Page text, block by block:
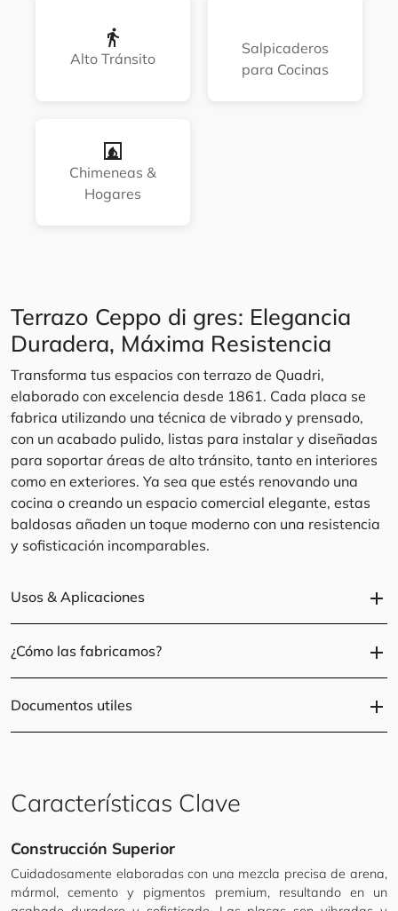
Alto Tránsito
Salpicaderos
para Cocinas
Chimeneas &
Hogares
Terrazo Ceppo di gres: Elegancia
Duradera, Máxima Resistencia
Transforma tus espacios con terrazo de Quadri,
elaborado con excelencia desde 1861. Cada placa se
fabrica utilizando una técnica de vibrado y prensado,
con un acabado pulido, listas para instalar y diseñadas
para soportar áreas de alto tránsito, tanto en interiores
como en exteriores. Ya sea que estés renovando una
cocina o creando un espacio comercial elegante, estas
baldosas añaden un toque moderno con una resistencia
y sofisticación incomparables.
Usos & Aplicaciones add
¿Cómo las fabricamos? add
Documentos utiles add
Características Clave
Construcción Superior
Cuidadosamente elaboradas con una mezcla precisa de arena,
mármol, cemento y pigmentos premium, resultando en un